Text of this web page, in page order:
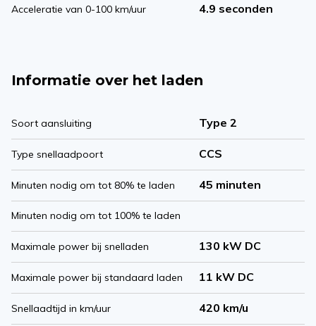
Acceleratie van 0-100 km/uur 4.9 seconden
Informatie over het laden
Soort aansluiting Type 2
Type snellaadpoort CCS
Minuten nodig om tot 80% te laden 45 minuten
Minuten nodig om tot 100% te laden
Maximale power bij snelladen 130 kW DC
Maximale power bij standaard laden 11 kW DC
Snellaadtijd in km/uur 420 km/u